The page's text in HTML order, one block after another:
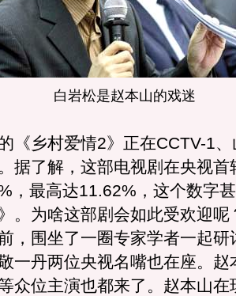
白岩松是赵本山的戏迷
乡村爱情2》正在CCTV-1、
据了解，这部电视剧在央视首
，最高达11.62%，这个数字
》。为啥这部剧会如此受欢迎
，围坐了一圈专家学者一起研
一丹两位央视名嘴也在座。赵
众位主演也都来了。赵本山在